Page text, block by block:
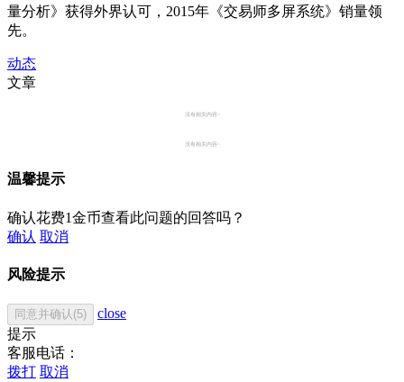
量分析》获得外界认可，2015年《交易师多屏系统》销量领
先。
动态
文章
没有相关内容~
没有相关内容~
温馨提示
确认花费1金币查看此问题的回答吗？
确认 取消
风险提示
同意并确认(5)
close
提示
客服电话：
拨打 取消